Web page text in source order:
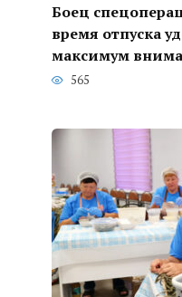
Боец
время отпуска
максимум
565